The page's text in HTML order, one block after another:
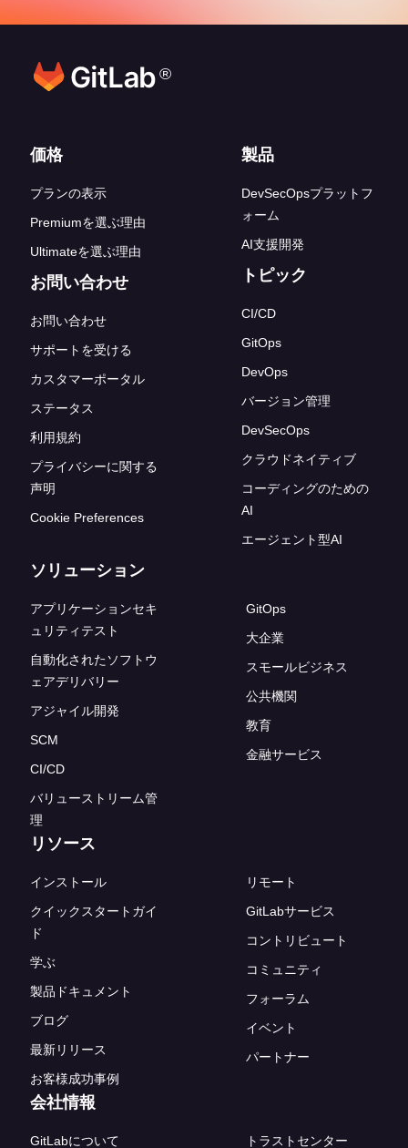
®
フッターリンク
価格
プランの表示
Premiumを選ぶ理由
Ultimateを選ぶ理由
お問い合わせ
お問い合わせ
サポートを受ける
カスタマーポータル
ステータス
利用規約
プライバシーに関する
声明
Cookie Preferences
製品
DevSecOpsプラットフ
ォーム
AI支援開発
トピック
CI/CD
GitOps
DevOps
バージョン管理
DevSecOps
クラウドネイティブ
コーディングのための
AI
エージェント型AI
ソリューション
アプリケーションセキ
ュリティテスト
自動化されたソフトウ
ェアデリバリー
アジャイル開発
SCM
CI/CD
バリューストリーム管
理
GitOps
大企業
スモールビジネス
公共機関
教育
金融サービス
リソース
インストール
クイックスタートガイ
ド
学ぶ
製品ドキュメント
ブログ
最新リリース
お客様成功事例
リモート
GitLabサービス
コントリビュート
コミュニティ
フォーラム
イベント
パートナー
会社情報
GitLabについて トラストセンター